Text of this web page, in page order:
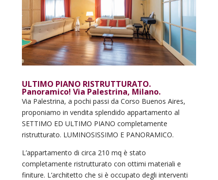
ULTIMO PIANO RISTRUTTURATO.
Panoramico! Via Palestrina, Milano.
Via Palestrina, a pochi passi da Corso Buenos Aires,
proponiamo in vendita splendido appartamento al
SETTIMO ED ULTIMO PIANO completamente
ristrutturato. LUMINOSISSIMO E PANORAMICO.
L’appartamento di circa 210 mq è stato
completamente ristrutturato con ottimi materiali e
finiture. L’architetto che si è occupato degli interventi